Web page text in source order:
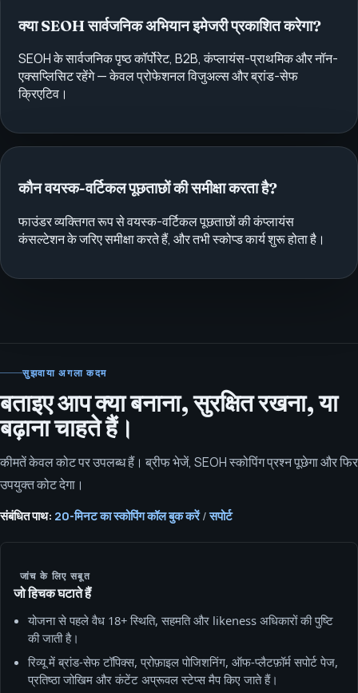
क्या SEOH सार्वजनिक अभियान इमेजरी प्रकाशित करेगा?
SEOH के सार्वजनिक पृष्ठ कॉर्पोरेट, B2B, कंप्लायंस-प्राथमिक और नॉन-
एक्सप्लिसिट रहेंगे — केवल प्रोफेशनल विजुअल्स और ब्रांड-सेफ
क्रिएटिव।
कौन वयस्क-वर्टिकल पूछताछों की समीक्षा करता है?
फाउंडर व्यक्तिगत रूप से वयस्क-वर्टिकल पूछताछों की कंप्लायंस
कंसल्टेशन के जरिए समीक्षा करते हैं, और तभी स्कोप्ड कार्य शुरू होता है।
सुझवाया अगला कदम
बताइए आप क्या बनाना, सुरक्षित रखना, या
बढ़ाना चाहते हैं।
कीमतें केवल कोट पर उपलब्ध हैं। ब्रीफ भेजें, SEOH स्कोपिंग प्रश्न पूछेगा और फिर
उपयुक्त कोट देगा।
संबंधित पाथ: 20-मिनट का स्कोपिंग कॉल बुक करें/सपोर्ट
जांच के लिए सबूत
जो हिचक घटाते हैं
योजना से पहले वैध 18+ स्थिति, सहमति और likeness अधिकारों की पुष्टि
की जाती है।
रिव्यू में ब्रांड-सेफ टॉपिक्स, प्रोफ़ाइल पोजिशनिंग, ऑफ-प्लैटफ़ॉर्म सपोर्ट पेज,
प्रतिष्ठा जोखिम और कंटेंट अप्रूवल स्टेप्स मैप किए जाते हैं।